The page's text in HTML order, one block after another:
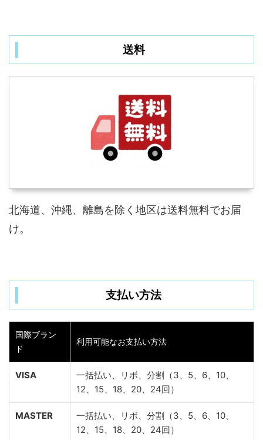
送料
北海道、沖縄、離島を除く地区は送料無料でお届
け。
支払い方法
国際ブラン
ド
利用可能なお支払い方法
VISA
一括払い、リボ、分割（3、5、6、10、
12、15、18、20、24回）
MASTER
一括払い、リボ、分割（3、5、6、10、
12、15、18、20、24回）